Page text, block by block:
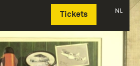
Tickets NL
Deutsch